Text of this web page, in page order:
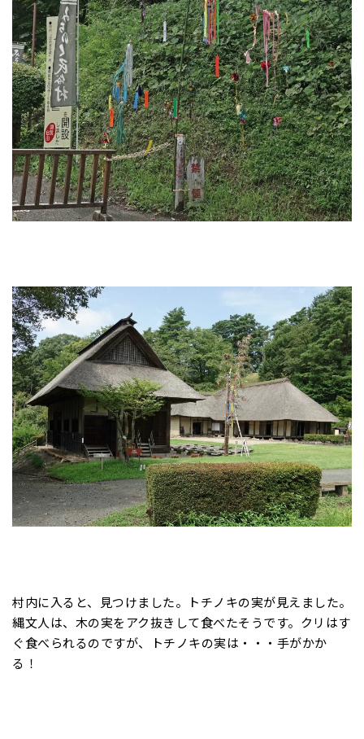
村内に入ると、見つけました。トチノキの実が見えました。
縄文人は、木の実をアク抜きして食べたそうです。クリはす
ぐ食べられるのですが、トチノキの実は・・・手がかか
る！